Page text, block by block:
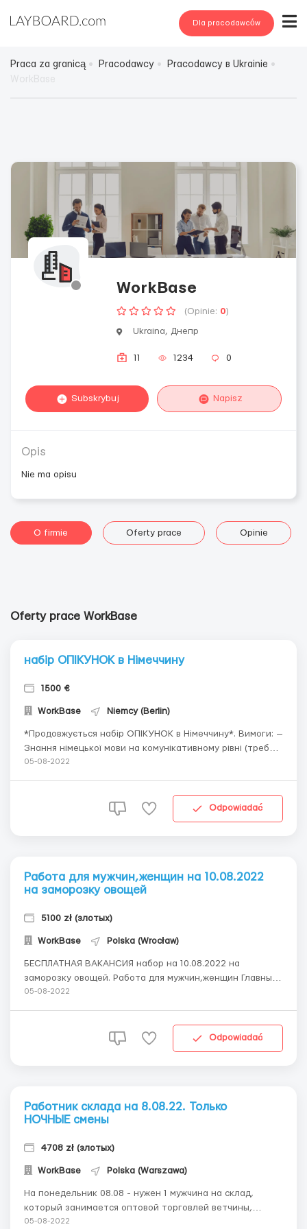
Dla pracodawców
Praca za granicą Pracodawcy
Pracodawcy в Ukrainie
WorkBase
(Opinie: 0)
Ukraina, Днепр
11 1234 0
Subskrybuj Napisz
Opis
Nie ma opisu
O firmie Oferty prace Opinie
Oferty prace WorkBase
набір ОПІКУНОК в Німеччину
1500 €
WorkBase Niemcy (Berlin)
*Продовжується набір ОПІКУНОК в Німеччину*. Вимоги: —
Знання німецької мови на комунікативному рівні (треба
вміти розповісти про себе німецькою мовою і відповісти
Задаються самі прим...
05-08-2022
Odpowiadać
Работа для мужчин,женщин на 10.08.2022
на заморозку овощей
5100 zł (злотых)
WorkBase Polska (Wrocław)
БЕСПЛАТНАЯ ВАКАНСИЯ набор на 10.08.2022 на
заморозку овощей. Работа для мужчин,женщин Главные
обязанности: сортировка замороженных овощей и ягод,
zlecenia по сертификату 21,25 Место работ...
05-08-2022
Odpowiadać
Работник склада на 8.08.22. Только
НОЧНЫЕ смены
4708 zł (злотых)
WorkBase Polska (Warszawa)
На понедельник 08.08 - нужен 1 мужчина на склад,
который занимается оптовой торговлей ветчины,
колбас и и мяса. Ставка - 21,40 нетто Жилье (Jawczyce -
05-08-2022